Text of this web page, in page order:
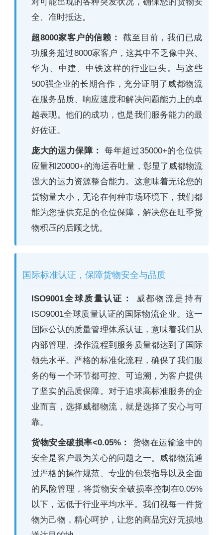
全、准时抵达。
超8000家客户的信赖：截至目前，我们已成
功服务超过8000家客户，这其中不乏像中兴、
华为、中建、中铁这样的行业巨头。与这些
500强企业的长期合作，充分证明了威都物流
在服务品质、响应速度和解决问题能力上的卓
越表现。他们的成功，也是我们服务能力的最
好佐证。
庞大的运力保障： 每年超过35000+的仓位供
应量和20000+的海运吞吐量，彰显了威都物流
强大的运力资源整合能力。这意味着无论您的
货物量大小，无论在何种市场环境下，我们都
能为您提供充足的仓位保障，解决您在旺季货
物积压的后顾之忧。
国际标准认证，保障货物安全与品质
ISO9001全球质量认证： 威都物流是持有
ISO9001全球质量认证的国际物流企业。这一
国际公认的质量管理体系认证，意味着我们从
内部管理、操作流程到服务质量都达到了国际
领先水平。严格的标准化流程，确保了我们服
务的每一个环节都可控、可追溯，为客户提供
了坚实的品质保障。对于追求高标准服务的企
业而言，选择威都物流，就是选择了安心与可
靠。
货物安全破损率<0.05%： 货物在运输途中的
安全是客户最为关心的问题之一。威都物流通
过严格的操作规范、专业的包装指导以及全面
的风险管理，将货物安全破损率控制在0.05%
以下，远低于行业平均水平。我们视每一件货
物为己物，精心呵护，让您的商品完好无损地